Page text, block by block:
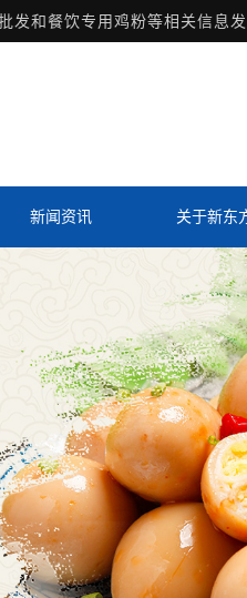
发和餐饮专用鸡粉等相关信息
新闻资讯 关于新东